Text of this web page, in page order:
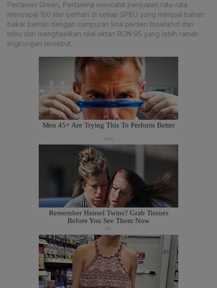
Pertamax Green, Pertamina mencatat penjualan rata-rata
mencapai 150 liter perhari di setiap SPBU yang menjual bahan
bakar bensin dengan campuran lima persen bioetanol dari
tebu dan menghasilkan nilai oktan RON 95 yang lebih ramah
lingkungan tersebut.